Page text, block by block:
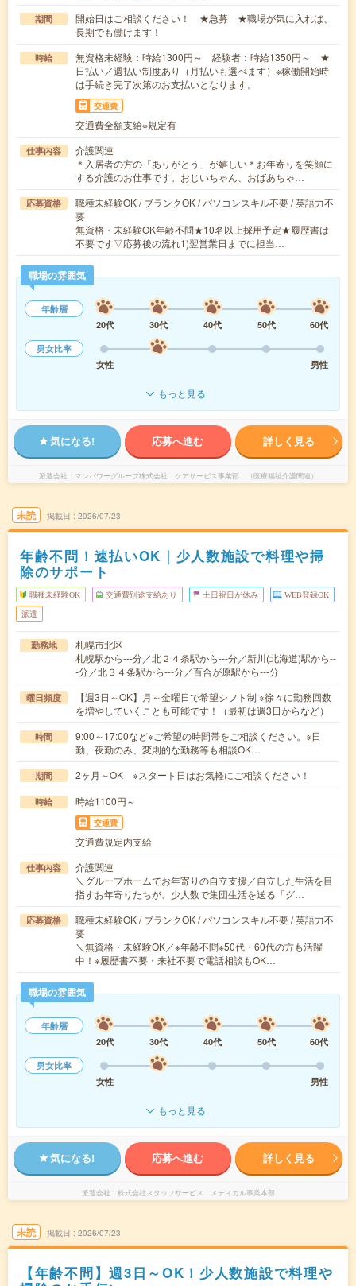
期間
開始日はご相談ください！ ★急募 ★職場が気に入れば、
長期でも働けます！
時給
無資格未経験：時給1300円～ 経験者：時給1350円～ ★
日払い／週払い制度あり（月払いも選べます）※稼働開始時
は手続き完了次第のお支払いとなります。
交通費
交通費全額支給※規定有
仕事内容
介護関連
＊入居者の方の「ありがとう」が嬉しい＊お年寄りを笑顔に
する介護のお仕事です。おじいちゃん、おばあちゃ…
応募資格
職種未経験OK / ブランクOK / パソコンスキル不要 / 英語力不
要
無資格・未経験OK年齢不問★10名以上採用予定★履歴書は
不要です▽応募後の流れ1)翌営業日までに担当…
職場の雰囲気
年齢層
20代
30代 40代 50代
60代
男女比率
女性
男性
もっと見る
気になる! 応募へ進む 詳しく見る
派遣会社 マンパワーグループ株式会社 ケアサービス事業部 （医療福祉介護関連）
未読 掲載日 2026/07/23
年齢不問！速払いOK｜少人数施設で料理や掃
除のサポート
職種未経験OK 交通費別途支給あり 土日祝日が休み WEB登録OK
派遣
勤務地
札幌市北区
札幌駅から---分／北２４条駅から---分／新川(北海道)駅から--
-分／北３４条駅から---分／百合が原駅から---分
曜日頻度
【週3日～OK】月～金曜日で希望シフト制 ※徐々に勤務回数
を増やしていくことも可能です！（最初は週3日からなど）
時間
9:00～17:00など※ご希望の時間帯をご相談ください。※日
勤、夜勤のみ、変則的な勤務等も相談OK…
期間 2ヶ月～OK ※スタート日はお気軽にご相談ください！
時給 時給1100円～
交通費
交通費規定内支給
仕事内容
介護関連
＼グループホームでお年寄りの自立支援／自立した生活を目
指すお年寄りたちが、少人数で集団生活を送る「グ…
応募資格
職種未経験OK / ブランクOK / パソコンスキル不要 / 英語力不
要
＼無資格・未経験OK／※年齢不問※50代・60代の方も活躍
中！※履歴書不要・来社不要で電話相談もOK…
職場の雰囲気
年齢層
20代
30代 40代 50代
60代
男女比率
女性
男性
もっと見る
気になる! 応募へ進む 詳しく見る
派遣会社 株式会社スタッフサービス メディカル事業本部
未読 掲載日 2026/07/23
【年齢不問】週3日～OK！少人数施設で料理や